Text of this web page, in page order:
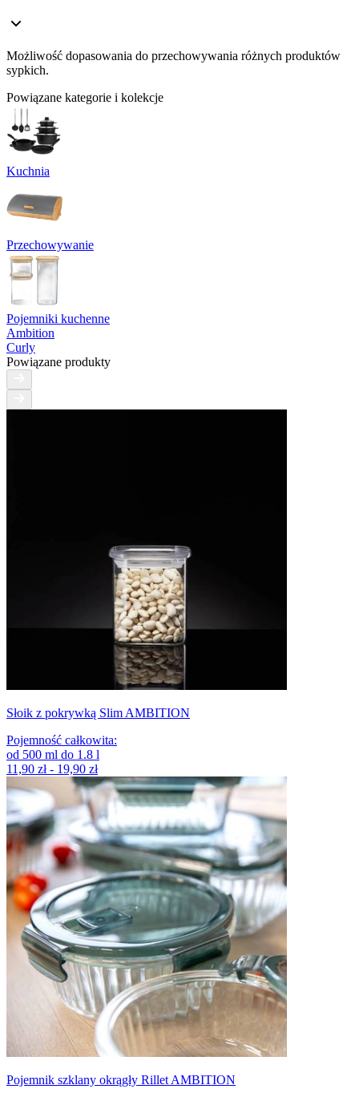
Możliwość dopasowania do przechowywania różnych produktów
sypkich.
Powiązane kategorie i kolekcje
Kuchnia
Przechowywanie
Pojemniki kuchenne
Ambition
Curly
Powiązane produkty
Słoik z pokrywką Slim AMBITION
Pojemność całkowita:
od 500 ml do 1.8 l
11,90 zł - 19,90 zł
Pojemnik szklany okrągły Rillet AMBITION